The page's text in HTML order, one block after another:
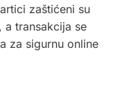
zaštićeni su
a transakcija se
za sigurnu online